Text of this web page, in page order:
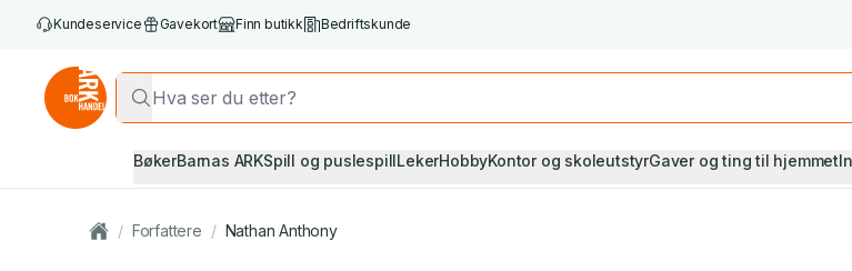
Kundeservice Gavekort Finn butikk Bedriftskunde
BøkerBarnas ARKSpill og puslespillLekerHobbyKontor og skoleutstyrGaver og ting til hjemmet
/ Forfattere / Nathan Anthony